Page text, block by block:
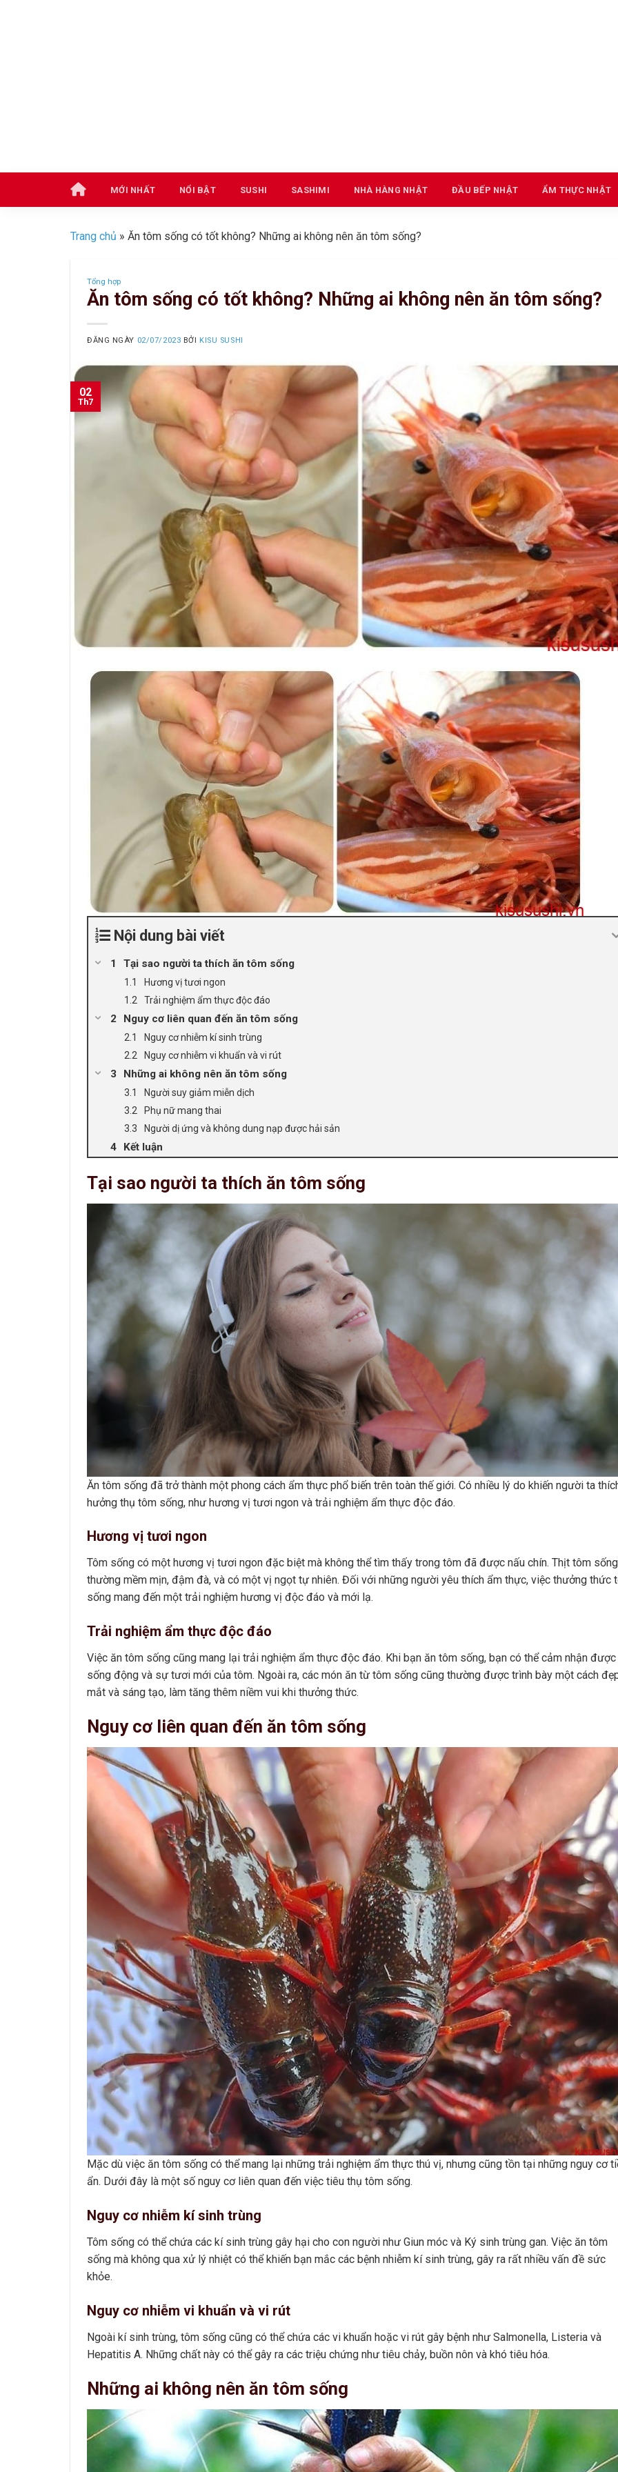
MỚI NHẤT NỔI BẬT SUSHI SASHIMI NHÀ HÀNG NHẬT ĐẦU BẾP NHẬT ẨM THỰC NHẬT
Trang chủ » Ăn tôm sống có tốt không? Những ai không nên ăn tôm sống?
Tổng hợp
Ăn tôm sống có tốt không? Những ai không nên ăn tôm sống?
ĐĂNG NGÀY 02/07/2023 BỞI KISU SUSHI
02
Th7
Nội dung bài viết
Tại sao người ta thích ăn tôm sống
Hương vị tươi ngon
Trải nghiệm ẩm thực độc đáo
Nguy cơ liên quan đến ăn tôm sống
Nguy cơ nhiễm kí sinh trùng
Nguy cơ nhiễm vi khuẩn và vi rút
Những ai không nên ăn tôm sống
Người suy giảm miễn dịch
Phụ nữ mang thai
Người dị ứng và không dung nạp được hải sản
Kết luận
Tại sao người ta thích ăn tôm sống
Ăn tôm sống đã trở thành một phong cách ẩm thực phổ biến trên toàn thế giới. Có nhiều lý do khiến người ta
hưởng thụ tôm sống, như hương vị tươi ngon và trải nghiệm ẩm thực độc đáo.
Hương vị tươi ngon
Tôm sống có một hương vị tươi ngon đặc biệt mà không thể tìm thấy trong tôm đã được nấu chín. Thịt tôm sống
thường mềm mịn, đậm đà, và có một vị ngọt tự nhiên. Đối với những người yêu thích ẩm thực, việc thưởng thức
sống mang đến một trải nghiệm hương vị độc đáo và mới lạ.
Trải nghiệm ẩm thực độc đáo
Việc ăn tôm sống cũng mang lại trải nghiệm ẩm thực độc đáo. Khi bạn ăn tôm sống, bạn có thể cảm nhận
sống động và sự tươi mới của tôm. Ngoài ra, các món ăn từ tôm sống cũng thường được trình bày một cách
mắt và sáng tạo, làm tăng thêm niềm vui khi thưởng thức.
Nguy cơ liên quan đến ăn tôm sống
Mặc dù việc ăn tôm sống có thể mang lại những trải nghiệm ẩm thực thú vị, nhưng cũng tồn tại những nguy cơ
ẩn. Dưới đây là một số nguy cơ liên quan đến việc tiêu thụ tôm sống.
Nguy cơ nhiễm kí sinh trùng
Tôm sống có thể chứa các kí sinh trùng gây hại cho con người như Giun móc và Ký sinh trùng gan. Việc ăn tôm
sống mà không qua xử lý nhiệt có thể khiến bạn mắc các bệnh nhiễm kí sinh trùng, gây ra rất nhiều vấn đề sức
khỏe.
Nguy cơ nhiễm vi khuẩn và vi rút
Ngoài kí sinh trùng, tôm sống cũng có thể chứa các vi khuẩn hoặc vi rút gây bệnh như Salmonella, Listeria và
Hepatitis A. Những chất này có thể gây ra các triệu chứng như tiêu chảy, buồn nôn và khó tiêu hóa.
Những ai không nên ăn tôm sống